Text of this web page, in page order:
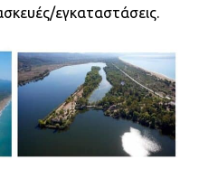
εγκαταστάσεις.